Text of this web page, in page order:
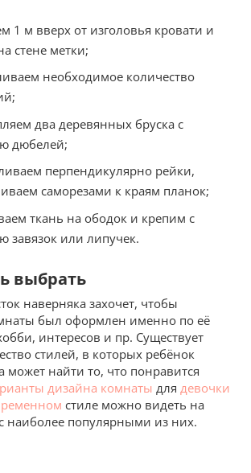
1 м вверх от изголовья кровати и
стене метки;
необходимое количество
два деревянных бруска с
дюбелей;
перпендикулярно рейки,
саморезами к краям планок;
ткань на ободок и крепим с
завязок или липучек.
выбрать
наверняка захочет, чтобы
был оформлен именно по её
интересов и пр. Существует
стилей, в которых ребёнок
может найти то, что понравится
дизайна комнаты для девочки
стиле можно видеть на
наиболее популярными из них.